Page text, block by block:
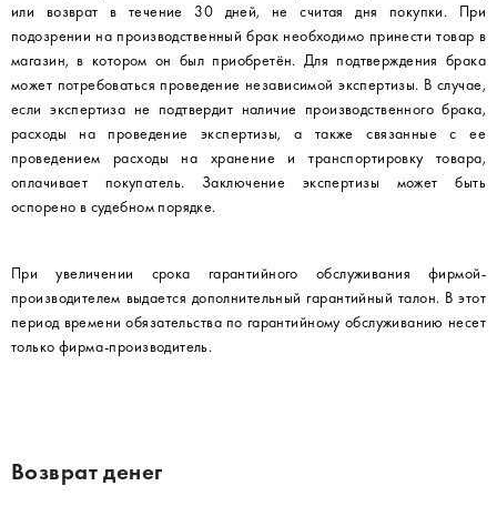
или возврат в течение 30 дней, не считая дня покупки. При
подозрении на производственный брак необходимо принести товар в
магазин, в котором он был приобретён. Для подтверждения брака
может потребоваться проведение независимой экспертизы. В случае,
если экспертиза не подтвердит наличие производственного брака,
расходы на проведение экспертизы, а также связанные с ее
проведением расходы на хранение и транспортировку товара,
оплачивает покупатель. Заключение экспертизы может быть
оспорено в судебном порядке.
При увеличении срока гарантийного обслуживания фирмой-
производителем выдается дополнительный гарантийный талон. В этот
период времени обязательства по гарантийному обслуживанию несет
только фирма-производитель.
Возврат денег